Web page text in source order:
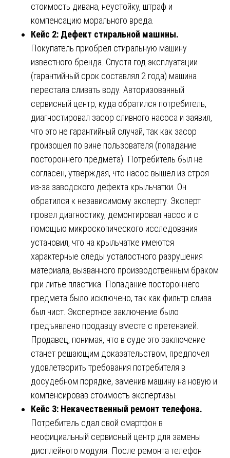
стоимость дивана, неустойку, штраф и
компенсацию морального вреда.
Кейс 2: Дефект стиральной машины.
Покупатель приобрел стиральную машину
известного бренда. Спустя год эксплуатации
(гарантийный срок составлял 2 года) машина
перестала сливать воду. Авторизованный
сервисный центр, куда обратился потребитель,
диагностировал засор сливного насоса и заявил,
что это не гарантийный случай, так как засор
произошел по вине пользователя (попадание
постороннего предмета). Потребитель был не
согласен, утверждая, что насос вышел из строя
из-за заводского дефекта крыльчатки. Он
обратился к независимому эксперту. Эксперт
провел диагностику, демонтировал насос и с
помощью микроскопического исследования
установил, что на крыльчатке имеются
характерные следы усталостного разрушения
материала, вызванного производственным браком
при литье пластика. Попадание постороннего
предмета было исключено, так как фильтр слива
был чист. Экспертное заключение было
предъявлено продавцу вместе с претензией.
Продавец, понимая, что в суде это заключение
станет решающим доказательством, предпочел
удовлетворить требования потребителя в
досудебном порядке, заменив машину на новую и
компенсировав стоимость экспертизы.
Кейс 3: Некачественный ремонт телефона.
Потребитель сдал свой смартфон в
неофициальный сервисный центр для замены
дисплейного модуля. После ремонта телефон